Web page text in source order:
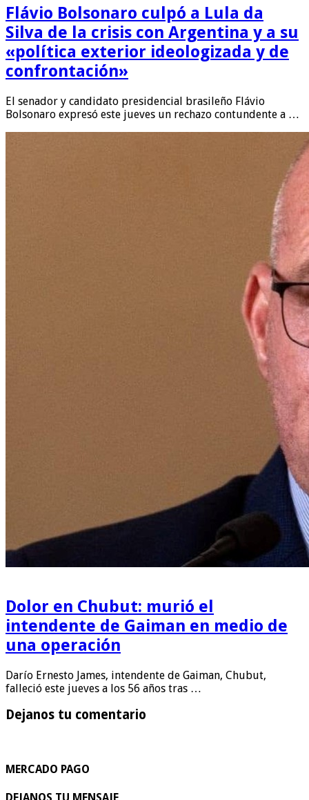
Flávio Bolsonaro culpó a Lula da
Silva de la crisis con Argentina y a su
«política exterior ideologizada y de
confrontación»
El senador y candidato presidencial brasileño Flávio
Bolsonaro expresó este jueves un rechazo contundente a …
Dolor en Chubut: murió el
intendente de Gaiman en medio de
una operación
Darío Ernesto James, intendente de Gaiman, Chubut,
falleció este jueves a los 56 años tras …
Dejanos tu comentario
MERCADO PAGO
DEJANOS TU MENSAJE